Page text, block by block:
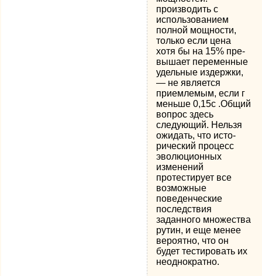
производить с
использова­нием
полной мощности,
только если цена
хотя бы на 15% пре­
вышает переменные
удельные издержки,
— не является
прием­лемым, если г
меньше 0,15с .Общий
вопрос здесь
следующий. Нельзя
ожидать, что исто­
рический процесс
эволюционных
изменений
протестирует все
возможные
поведенческие
последствия
заданного множества
рутин, и еще менее
вероятно, что он
будет тестировать их
не­однократно.